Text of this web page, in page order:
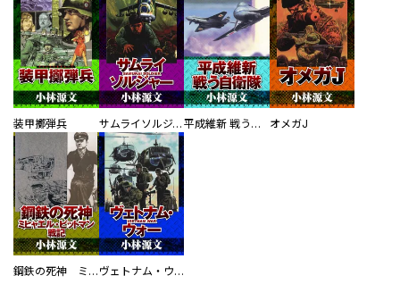
装甲擲弾兵 サムライソルジャー SAMURAI SOLDIER 平成維新 戦う自衛隊 オメガJ
鋼鉄の死神 ミヒャエル・ビットマン戦記 ヴェトナム・ウォー VIETNAM WAR